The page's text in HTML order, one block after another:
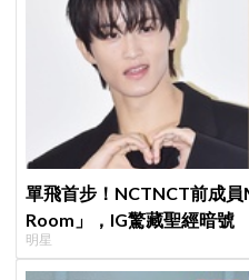
單飛首步！NCTNCT前成
Room」，IG驚藏聖經暗號
明星